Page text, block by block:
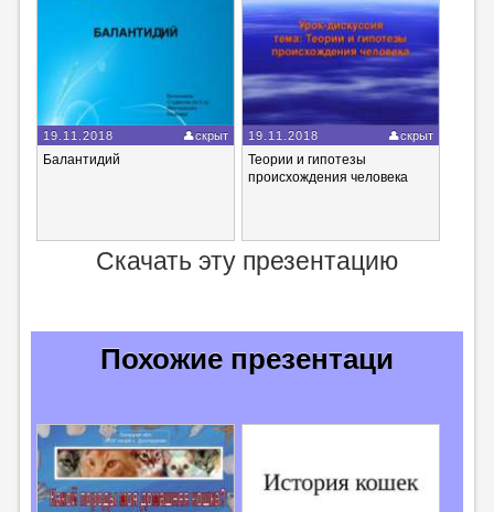
19.11.2018 скрыт
Балантидий
19.11.2018 скрыт
Теории и гипотезы
происхождения человека
Скачать эту презентацию
Похожие презентаци